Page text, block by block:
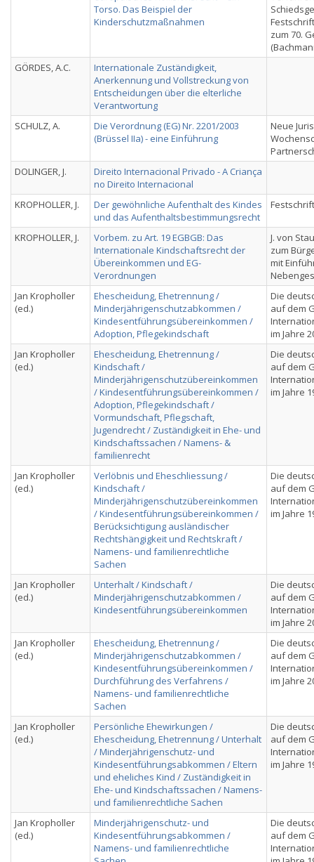
Torso. Das Beispiel der
Kinderschutzmaßnahmen
zum 70.
GÖRDES, A.C.
Internationale Zuständigkeit,
Anerkennung und Vollstreckung von
Entscheidungen über die elterliche
Verantwortung
SCHULZ, A.
Die Verordnung (EG) Nr. 2201/2003
(Brüssel IIa) - eine Einführung
Neue
DOLINGER, J.
Direito Internacional Privado - A Criança
no Direito Internacional
KROPHOLLER, J.
Der gewöhnliche Aufenthalt des Kindes
und das Aufenthaltsbestimmungsrecht
KROPHOLLER, J.
Vorbem. zu Art. 19 EGBGB: Das
Internationale Kindschaftsrecht der
Übereinkommen und EG-
Verordnungen
J. von
zum
mit
Jan Kropholler
(ed.)
Ehescheidung, Ehetrennung /
Minderjährigenschutzabkommen /
Kindesentführungsübereinkommen /
Adoption, Pflegekindschaft
Die
auf dem
im Jahre
Jan Kropholler
(ed.)
Ehescheidung, Ehetrennung /
Kindschaft /
Minderjährigenschutzübereinkommen
/ Kindesentführungsübereinkommen /
Adoption, Pflegekindschaft /
Vormundschaft, Pflegschaft,
Jugendrecht / Zuständigkeit in Ehe- und
Kindschaftssachen / Namens- &
familienrecht
Die
auf dem
im Jahre
Jan Kropholler
(ed.)
Verlöbnis und Eheschliessung /
Kindschaft /
Minderjährigenschutzübereinkommen
/ Kindesentführungsübereinkommen /
Berücksichtigung ausländischer
Rechtshängigkeit und Rechtskraft /
Namens- und familienrechtliche
Sachen
Die
auf dem
im Jahre
Jan Kropholler
(ed.)
Unterhalt / Kindschaft /
Minderjährigenschutzabkommen /
Kindesentführungsübereinkommen
Die
auf dem
im Jahre
Jan Kropholler
(ed.)
Ehescheidung, Ehetrennung /
Minderjährigenschutzabkommen /
Kindesentführungsübereinkommen /
Durchführung des Verfahrens /
Namens- und familienrechtliche
Sachen
Die
auf dem
im Jahre
Jan Kropholler
(ed.)
Persönliche Ehewirkungen /
Ehescheidung, Ehetrennung / Unterhalt
/ Minderjährigenschutz- und
Kindesentführungsabkommen / Eltern
und eheliches Kind / Zuständigkeit in
Ehe- und Kindschaftssachen / Namens-
und familienrechtliche Sachen
Die
auf dem
im Jahre
Jan Kropholler
(ed.)
Minderjährigenschutz- und
Kindesentführungsabkommen /
Namens- und familienrechtliche
Die
auf dem